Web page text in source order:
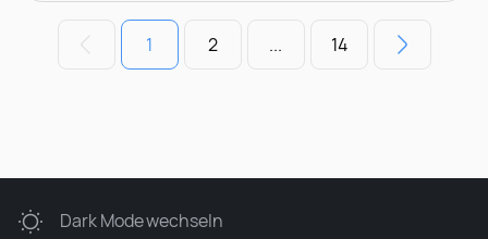
1 2 ... 14
Dark Modewechseln